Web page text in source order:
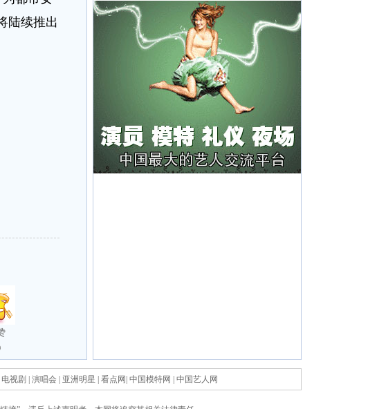
陆续推出
电视剧 演唱会| 亚洲明星 看点网 中国模特网 中国艺人网